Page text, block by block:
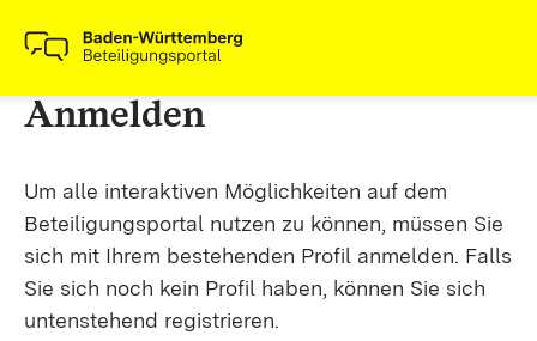
Anmelden
Um alle interaktiven Möglichkeiten auf dem
Beteiligungsportal nutzen zu können, müssen Sie
sich mit Ihrem bestehenden Profil anmelden. Falls
Sie sich noch kein Profil haben, können Sie sich
untenstehend registrieren.